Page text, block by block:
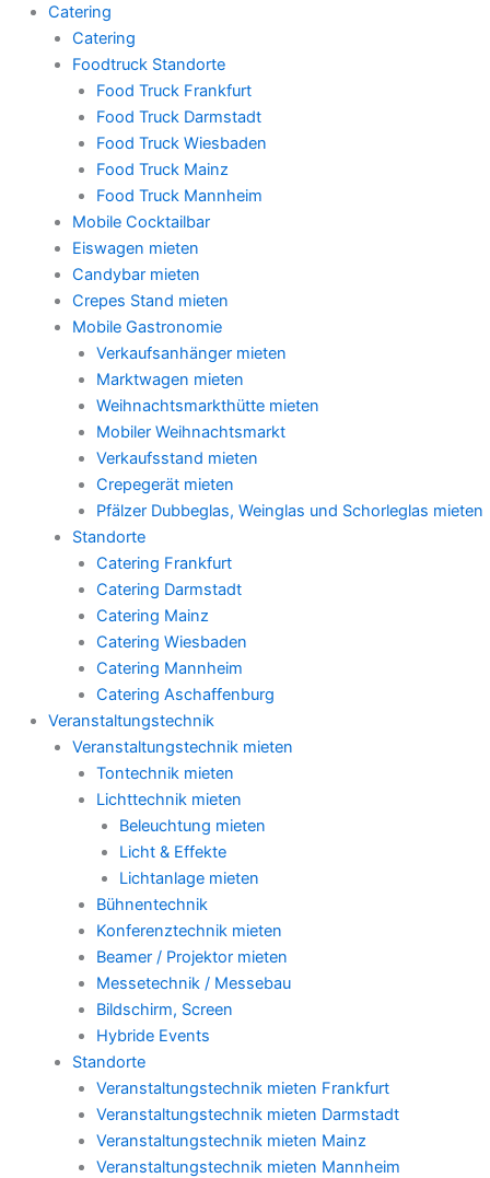
Catering
Catering
Foodtruck Standorte
Food Truck Frankfurt
Food Truck Darmstadt
Food Truck Wiesbaden
Food Truck Mainz
Food Truck Mannheim
Mobile Cocktailbar
Eiswagen mieten
Candybar mieten
Crepes Stand mieten
Mobile Gastronomie
Verkaufsanhänger mieten
Marktwagen mieten
Weihnachtsmarkthütte mieten
Mobiler Weihnachtsmarkt
Verkaufsstand mieten
Crepegerät mieten
Pfälzer Dubbeglas, Weinglas und Schorleglas mieten
Standorte
Catering Frankfurt
Catering Darmstadt
Catering Mainz
Catering Wiesbaden
Catering Mannheim
Catering Aschaffenburg
Veranstaltungstechnik
Veranstaltungstechnik mieten
Tontechnik mieten
Lichttechnik mieten
Beleuchtung mieten
Licht & Effekte
Lichtanlage mieten
Bühnentechnik
Konferenztechnik mieten
Beamer / Projektor mieten
Messetechnik / Messebau
Bildschirm, Screen
Hybride Events
Standorte
Veranstaltungstechnik mieten Frankfurt
Veranstaltungstechnik mieten Darmstadt
Veranstaltungstechnik mieten Mainz
Veranstaltungstechnik mieten Mannheim